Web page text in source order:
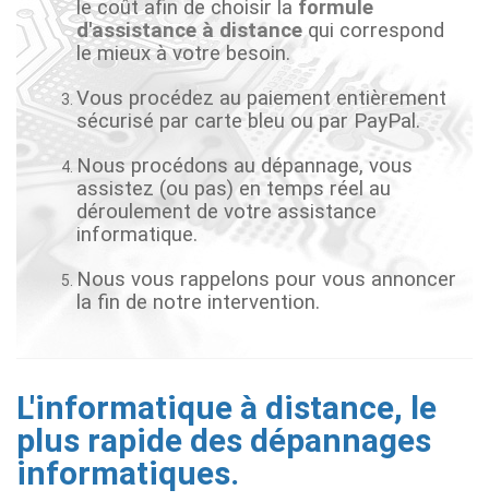
le coût afin de choisir la formule
d'assistance à distancequi correspond
le mieux à votre besoin.
Vous procédez au paiement entièrement
sécurisé par carte bleu ou par PayPal.
Nous procédons au dépannage, vous
assistez (ou pas) en temps réel au
déroulement de votre assistance
informatique.
Nous vous rappelons pour vous annoncer
la fin de notre intervention.
L'informatique à distance, le
plus rapide des dépannages
informatiques.